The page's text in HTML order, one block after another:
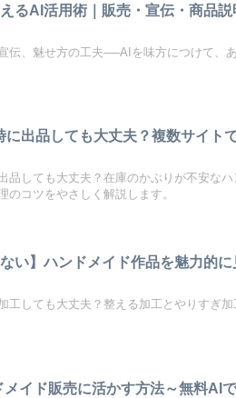
るAI活用術｜販売・宣伝・商品説
伝、魅せ方の工夫──AIを味方につけて、
出品しても大丈夫？複数サイト
品しても大丈夫？在庫のかぶりが不安なハ
のコツをやさしく解説します。
い】ハンドメイド作品を魅力的
工しても大丈夫？整える加工とやりすぎ
イド販売に活かす方法～無料AI